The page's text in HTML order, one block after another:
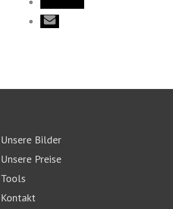
Unsere Bilder
Unsere Preise
Tools
Kontakt